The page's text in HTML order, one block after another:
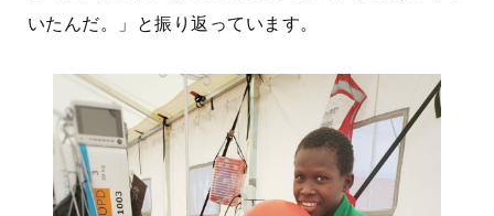
いたんだ。」と振り返っています。